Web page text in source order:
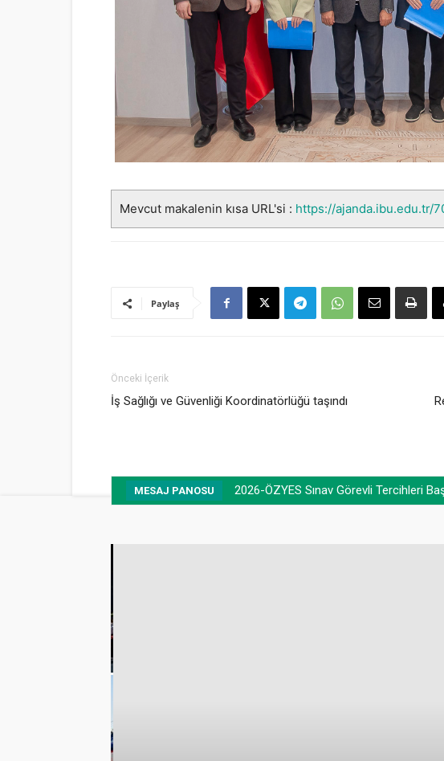
Mevcut makalenin kısa URL'si : https://ajanda.ibu.edu.tr/
Paylaş
Önceki İçerik
İş Sağlığı ve Güvenliği Koordinatörlüğü taşındı
MESAJ PANOSU 2026-ÖZYES Sınav Görevli Tercihleri
Taziye mesajı (Prof. Dr. Yaşar